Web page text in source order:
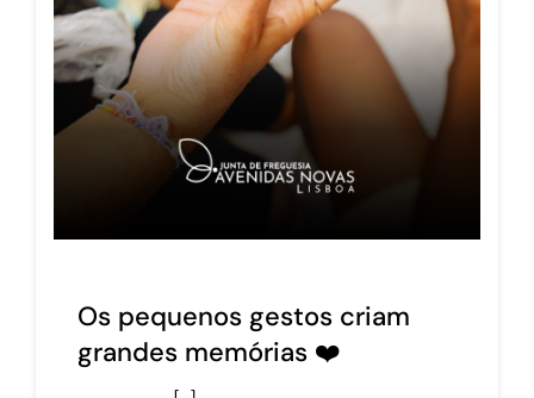
Os pequenos gestos criam
grandes memórias ❤️